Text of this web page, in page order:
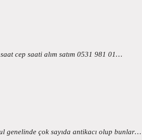
cep saati alım satım 0531 981 01…
genelinde çok sayıda antikacı olup bunlar…